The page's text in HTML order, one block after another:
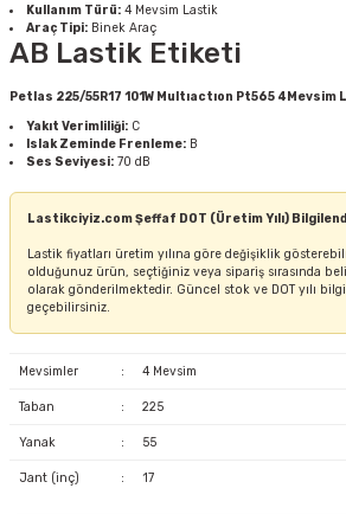
Kullanım Türü: 4 Mevsim Lastik
Araç Tipi: Binek Araç
AB Lastik Etiketi
Petlas 225/55R17 101W Multıactıon Pt565 4Mevsim
Yakıt Verimliliği: C
Islak Zeminde Frenleme: B
Ses Seviyesi: 70 dB
Lastikciyiz.com Şeffaf DOT (Üretim Yılı)
Lastik fiyatları üretim yılına göre değişiklik
olduğunuz ürün, seçtiğiniz veya sipariş sırasında
olarak gönderilmektedir. Güncel stok ve DOT yılı
geçebilirsiniz.
Mevsimler : 4 Mevsim
Taban : 225
Yanak : 55
Jant (inç) : 17